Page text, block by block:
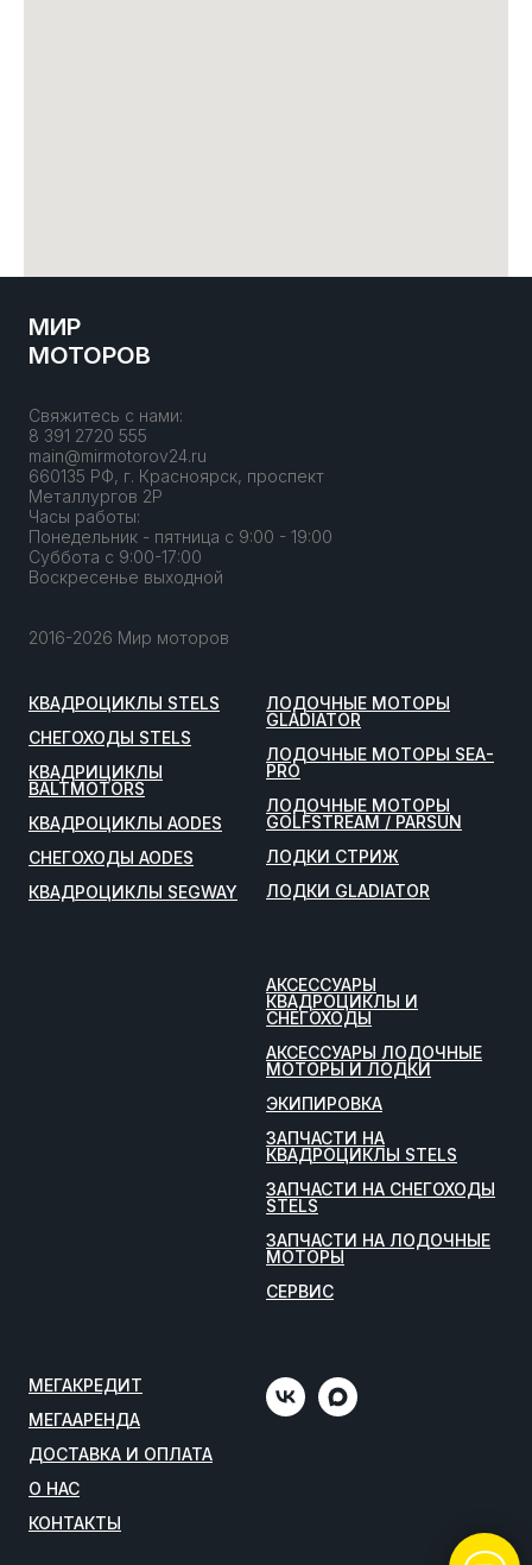
МИР
МОТОРОВ
Свяжитесь с нами:
8 391 2720 555
main@mirmotorov24.ru
660135 РФ, г. Красноярск, проспект
Металлургов 2Р
Часы работы:
Понедельник - пятница с 9:00 - 19:00
Суббота с 9:00-17:00
Воскресенье выходной
2016-2026 Мир моторов
КВАДРОЦИКЛЫ STELS
СНЕГОХОДЫ STELS
КВАДРИЦИКЛЫ
BALTMOTORS
КВАДРОЦИКЛЫ AODES
СНЕГОХОДЫ AODES
КВАДРОЦИКЛЫ SEGWAY
ЛОДОЧНЫЕ МОТОРЫ
GLADIATOR
ЛОДОЧНЫЕ МОТОРЫ SEA-
PRO
ЛОДОЧНЫЕ МОТОРЫ
GOLFSTREAM / PARSUN
ЛОДКИ СТРИЖ
ЛОДКИ GLADIATOR
АКСЕССУАРЫ
КВАДРОЦИКЛЫ И
СНЕГОХОДЫ
АКСЕССУАРЫ ЛОДОЧНЫЕ
МОТОРЫ И ЛОДКИ
ЭКИПИРОВКА
ЗАПЧАСТИ НА
КВАДРОЦИКЛЫ STELS
ЗАПЧАСТИ НА СНЕГОХОДЫ
STELS
ЗАПЧАСТИ НА ЛОДОЧНЫЕ
МОТОРЫ
СЕРВИС
МЕГАКРЕДИТ
МЕГААРЕНДА
ДОСТАВКА И ОПЛАТА
О НАС
КОНТАКТЫ